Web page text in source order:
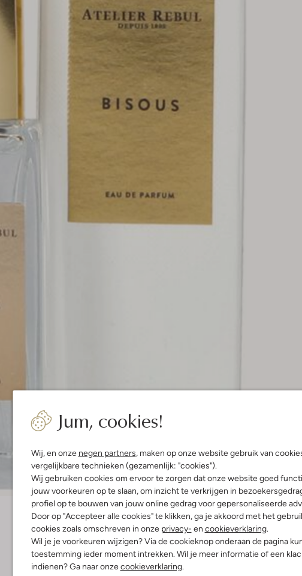
Jum, cookies!
Wij, en onze negen partners, maken op onze website gebruik van
vergelijkbare technieken (gezamenlijk: "cookies").
Wij gebruiken cookies om ervoor te zorgen dat onze website goed
jouw voorkeuren op te slaan, om inzicht te verkrijgen in
profiel op te bouwen van jouw online gedrag voor gepersonaliseerde
Door op "Accepteer alle cookies" te klikken, ga je akkoord met het
cookies zoals omschreven in onze privacy- en cookieverklaring.
Wil je je voorkeuren wijzigen? Via de cookieknop onderaan de pagina
toestemming ieder moment intrekken. Wil je meer informatie of een
indienen? Ga naar onzecookieverklaring.
Bezorgen & retourneren